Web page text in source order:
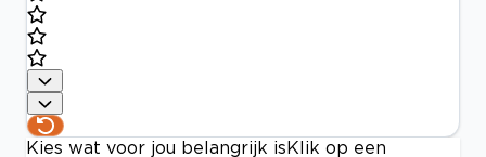
Kies wat voor jou belangrijk is Klik op een